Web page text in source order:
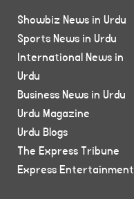
Showbiz News in Urdu
Sports News in Urdu
International News in
Urdu
Business News in Urdu
Urdu Magazine
Urdu Blogs
The Express Tribune
Express Entertainment